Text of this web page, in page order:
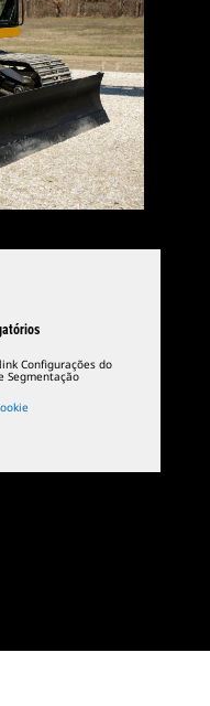
Configurações do
Segmentação